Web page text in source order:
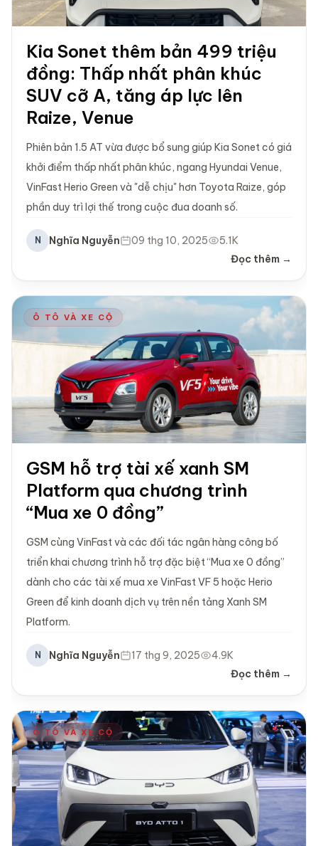
Kia Sonet thêm bản 499 triệu
đồng: Thấp nhất phân khúc
SUV cỡ A, tăng áp lực lên
Raize, Venue
Phiên bản 1.5 AT vừa được bổ sung giúp Kia Sonet có giá
khởi điểm thấp nhất phân khúc, ngang Hyundai Venue,
VinFast Herio Green và "dễ chịu" hơn Toyota Raize, góp
phần duy trì lợi thế trong cuộc đua doanh số.
N Nghĩa Nguyễn 09 thg 10, 2025
5.1K
Đọc thêm →
Ô TÔ VÀ XE CỘ
GSM hỗ trợ tài xế xanh SM
Platform qua chương trình
“Mua xe 0 đồng”
GSM cùng VinFast và các đối tác ngân hàng công bố
triển khai chương trình hỗ trợ đặc biệt “Mua xe 0 đồng”
dành cho các tài xế mua xe VinFast VF 5 hoặc Herio
Green để kinh doanh dịch vụ trên nền tảng Xanh SM
Platform.
N Nghĩa Nguyễn 17 thg 9, 2025
4.9K
Đọc thêm →
Ô TÔ VÀ XE CỘ